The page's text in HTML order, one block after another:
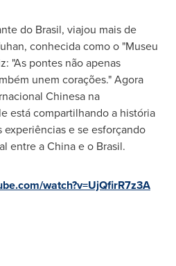
do Brasil, viajou mais de
, conhecida como o "Museu
"As pontes não apenas
unem corações." Agora
Chinesa na
está compartilhando a história
experiências e se esforçando
entre aChinae o Brasil.
watch?v=UjQfirR7z3A